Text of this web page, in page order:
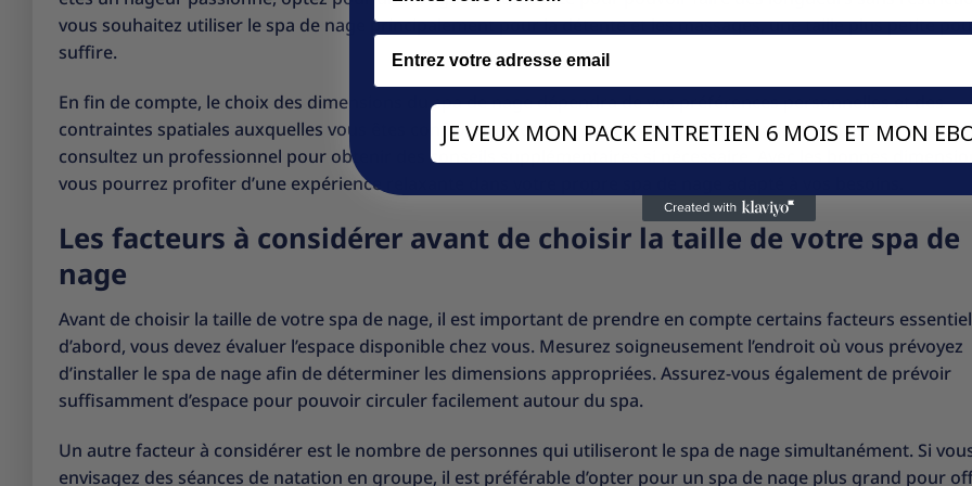
vous souhaitez utiliser le spa de nage principalement pour la détente et les massages, une taille plus petite
suffire.
En fin de compte, le choix des dimensions du spa de nage dépendra de vos préférences personnelles et des
contraintes spatiales auxquelles vous êtes confronté. Prenez le temps d’évaluer soigneusement vos besoins et
consultez un professionnel pour obtenir des conseils supplémentaires si nécessaire. Avec les bonnes
vous pourrez profiter d’une expérience relaxante dans votre propre spa de nage adapté à vos besoins.
Les facteurs à considérer avant de choisir la taille de votre spa de
nage
Avant de choisir la taille de votre spa de nage, il est important de prendre en compte certains facteurs
d’abord, vous devez évaluer l’espace disponible chez vous. Mesurez soigneusement l’endroit où vous prévoyez
d’installer le spa de nage afin de déterminer les dimensions appropriées. Assurez-vous également de prévoir
suffisamment d’espace pour pouvoir circuler facilement autour du spa.
Un autre facteur à considérer est le nombre de personnes qui utiliseront le spa de nage simultanément. Si
envisagez des séances de natation en groupe, il est préférable d’opter pour un spa de nage plus grand pour
Email
JE VEUX MON PACK ENTRETIEN 6 MOIS ET MON